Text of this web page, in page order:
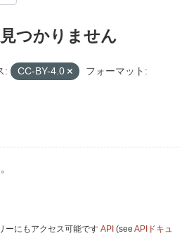
つかりません
: CC-BY-4.0
フォーマット:
ーにもアクセス可能です API (see APIドキュ